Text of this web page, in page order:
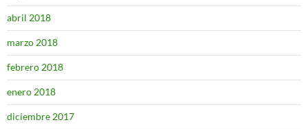
abril 2018
marzo 2018
febrero 2018
enero 2018
diciembre 2017